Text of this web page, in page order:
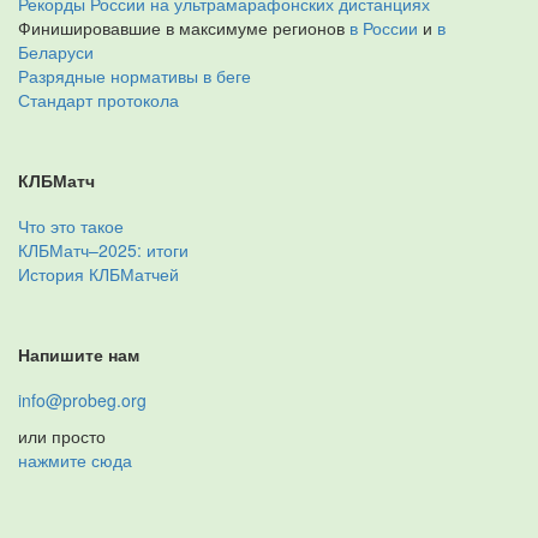
Финишировавшие в максимуме регионов в России и в
Беларуси
Разрядные нормативы в беге
Стандарт протокола
КЛБМатч
Что это такое
КЛБМатч–2025: итоги
История КЛБМатчей
Напишите нам
info@probeg.org
или просто
нажмите сюда